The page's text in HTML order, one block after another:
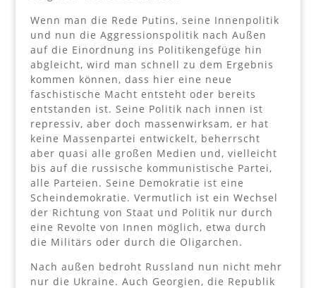
Wenn man die Rede Putins, seine Innenpolitik
und nun die Aggressionspolitik nach Außen
auf die Einordnung ins Politikengefüge hin
abgleicht, wird man schnell zu dem Ergebnis
kommen können, dass hier eine neue
faschistische Macht entsteht oder bereits
entstanden ist. Seine Politik nach innen ist
repressiv, aber doch massenwirksam, er hat
keine Massenpartei entwickelt, beherrscht
aber quasi alle großen Medien und, vielleicht
bis auf die russische kommunistische Partei,
alle Parteien. Seine Demokratie ist eine
Scheindemokratie. Vermutlich ist ein Wechsel
der Richtung von Staat und Politik nur durch
eine Revolte von Innen möglich, etwa durch
die Militärs oder durch die Oligarchen.
Nach außen bedroht Russland nun nicht mehr
nur die Ukraine. Auch Georgien, die Republik